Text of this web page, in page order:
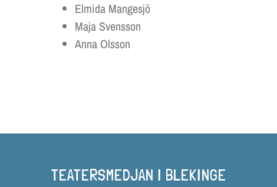
Elmida Mangesjö
Maja Svensson
Anna Olsson
TEATERSMEDJAN I BLEKINGE